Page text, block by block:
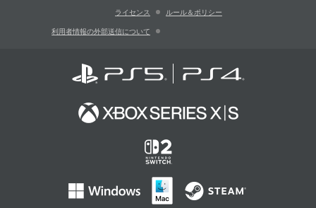
ライセンス ルール＆ポリシー
利用者情報の外部送信について